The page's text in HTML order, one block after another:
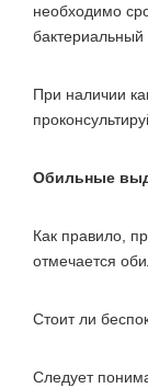
необходимо
бактериальный
При наличии
Обильные
Как правило,
отмечается
Стоит ли
Следует